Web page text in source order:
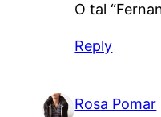
O tal
Reply
Rosa Pomar